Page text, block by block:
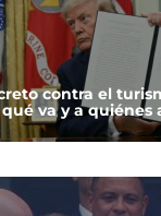
contra el
va y a quiénes